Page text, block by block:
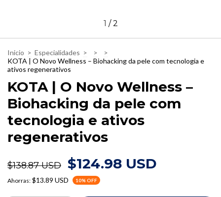
1 /2
Inicio > Especialidades > >
>
KOTA | O Novo Wellness – Biohacking da pele com tecnologia e
ativos regenerativos
KOTA | O Novo Wellness –
Biohacking da pele com
tecnologia e ativos
regenerativos
$138.87 USD $124.98 USD
Ahorras: $13.89 USD 10% OFF